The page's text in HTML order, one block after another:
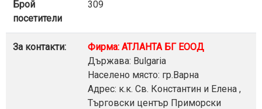
Брой
посетители
309
За контакти:
Фирма: АТЛАНТА БГ ЕООД
Държава: Bulgaria
Населено място: гр.Варна
Адрес: к.к. Св. Константин и Елена ,
Търговски център Приморски